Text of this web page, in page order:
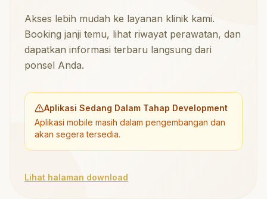
Akses lebih mudah ke layanan klinik kami.
Booking janji temu, lihat riwayat perawatan, dan
dapatkan informasi terbaru langsung dari
ponsel Anda.
Aplikasi Sedang Dalam Tahap Development
Aplikasi mobile masih dalam pengembangan dan
akan segera tersedia.
Lihat halaman download